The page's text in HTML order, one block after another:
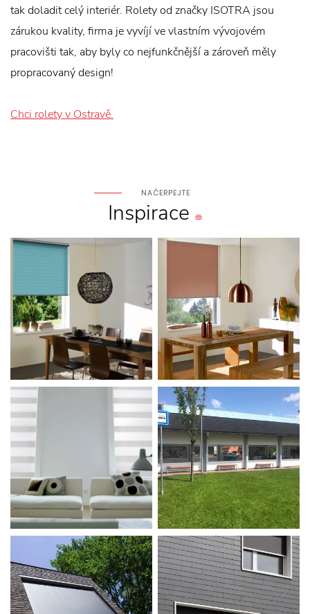
tak doladit celý interiér. Rolety od značky ISOTRA jsou
zárukou kvality, firma je vyvíjí ve vlastním vývojovém
pracovišti tak, aby byly co nejfunkčnější a zároveň měly
propracovaný design!
Chci rolety v Ostravě.
NAČERPEJTE
Inspirace